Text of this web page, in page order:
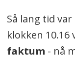
Så lang tid
klokken 10.16
faktum - nå